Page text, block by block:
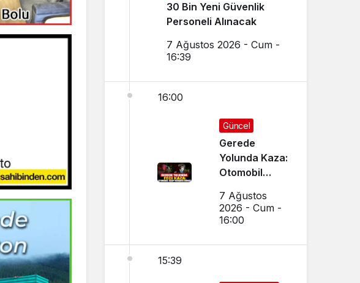
30 Bin Yeni Güvenlik
Personeli Alınacak
7 Ağustos 2026 - Cum -
16:39
16:00
Güncel
Gerede
Yolunda Kaza:
Otomobil
Hurdaya
Döndü
7 Ağustos
2026 - Cum -
16:00
15:39